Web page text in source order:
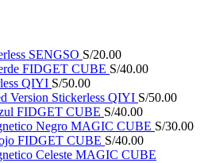
SENGSO S/20.00
FIDGET CUBE S/40.00
QIYI S/50.00
Version Stickerless QIYI S/50.00
FIDGET CUBE S/40.00
Negro MAGIC CUBE S/30.00
FIDGET CUBE S/40.00
Celeste MAGIC CUBE